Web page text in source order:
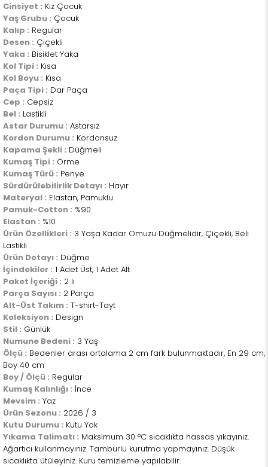
Cinsiyet : Kız Çocuk
Yaş Grubu : Çocuk
Kalıp : Regular
Desen : Çiçekli
Yaka : Bisiklet Yaka
Kol Tipi : Kısa
Kol Boyu : Kısa
Paça Tipi : Dar Paça
Cep : Cepsiz
Bel : Lastikli
Astar Durumu : Astarsız
Kordon Durumu : Kordonsuz
Kapama Şekli : Düğmeli
Kumaş Tipi : Örme
Kumaş Türü : Penye
Sürdürülebilirlik Detayı : Hayır
Materyal : Elastan, Pamuklu
Pamuk-Cotton : %90
Elastan : %10
Ürün Özellikleri : 3 Yaşa Kadar Omuzu Düğmelidir, Çiçekli, Beli
Lastikli
Ürün Detayı : Düğme
İçindekiler : 1 Adet Üst, 1 Adet Alt
Paket İçeriği : 2 li
Parça Sayısı : 2 Parça
Alt-Üst Takım : T-shirt-Tayt
Koleksiyon : Design
Stil : Günlük
Numune Bedeni : 3 Yaş
Ölçü : Bedenler arası ortalama 2 cm fark bulunmaktadır, En 29 cm,
Boy 40 cm
Boy / Ölçü : Regular
Kumaş Kalınlığı : İnce
Mevsim : Yaz
Ürün Sezonu : 2026 / 3
Kutu Durumu : Kutu Yok
Yıkama Talimatı : Maksimum 30 °C sıcaklıkta hassas yıkayınız.
Ağartıcı kullanmayınız. Tamburlu kurutma yapmayınız. Düşük
sıcaklıkta ütüleyiniz. Kuru temizleme yapılabilir.